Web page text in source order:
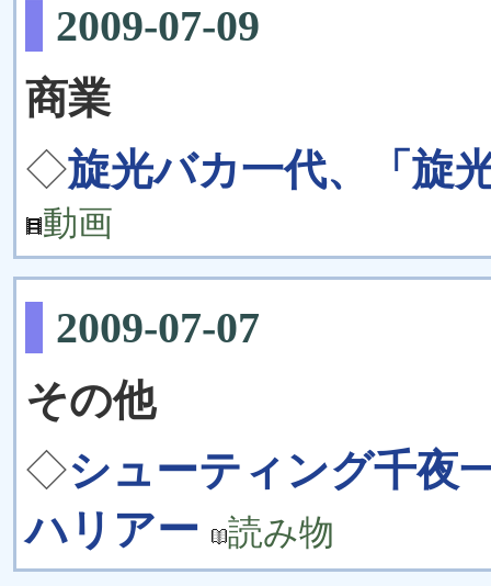
2009-07-09
商業
◇旋光バカ一代、「旋
動画
2009-07-07
その他
◇シューティング千
ハリアー
読み物